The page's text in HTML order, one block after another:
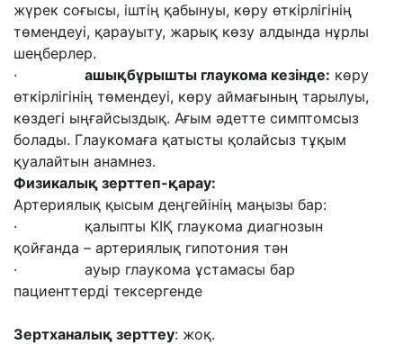
жүрек соғысы, іштің қабынуы, көру өткірлігінің
төмендеуі, қарауыту, жарық көзу алдында нұрлы
шеңберлер.
· ашықбұрышты глаукома кезінде: көру
өткірлігінің төмендеуі, көру аймағының тарылуы,
көздегі ыңғайсыздық. Ағым әдетте симптомсыз
болады. Глаукомаға қатысты қолайсыз тұқым
қуалайтын анамнез.
Физикалық зерттеп-қарау:
Артериялық қысым деңгейінің маңызы бар:
· қалыпты КІҚ глаукома диагнозын
қойғанда – артериялық гипотония тән
· ауыр глаукома ұстамасы бар
пациенттерді тексергенде
Зертханалық зерттеу: жоқ.